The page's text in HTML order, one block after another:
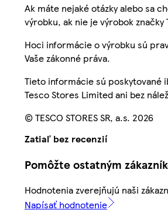
Ak máte nejaké otázky alebo sa
výrobku, ak nie je výrobok značky
Hoci informácie o výrobku sú
Vaše zákonné práva.
Tieto informácie sú poskytované
Tesco Stores Limited ani bez
© TESCO STORES SR, a.s. 2026
Zatiaľ bez recenzií
Pomôžte ostatným
Hodnotenia zverejňujú naši
Napísať hodnotenie